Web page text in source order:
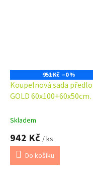
951 Kč –0 %
Koupelnová sada
GOLD 60x100+60x50cm
Skladem
942 Kč / ks
Do košíku